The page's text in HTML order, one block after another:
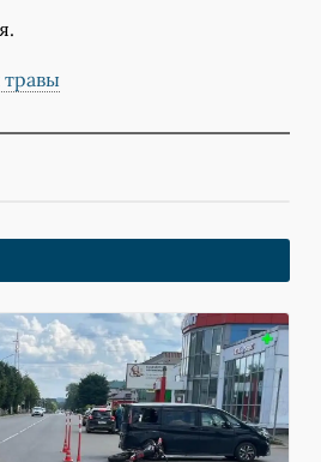
травы